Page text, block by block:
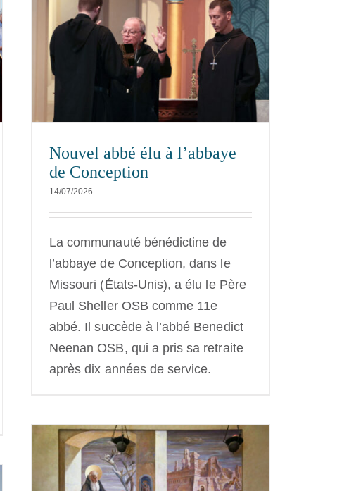
Nouvel abbé élu à l’abbaye
de Conception
14/07/2026
La communauté bénédictine de
l’abbaye de Conception, dans le
Missouri (États-Unis), a élu le Père
Paul Sheller OSB comme 11e
abbé. Il succède à l’abbé Benedict
Neenan OSB, qui a pris sa retraite
après dix années de service.